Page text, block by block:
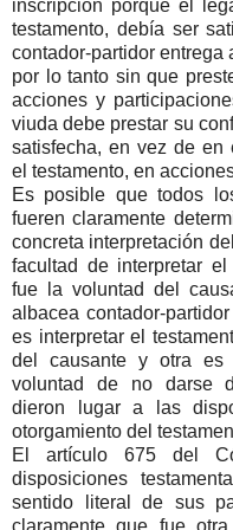
inscripción porque el
testamento, debía ser
contador-partidor entrega
por lo tanto sin que
acciones y
viuda debe prestar su
satisfecha, en vez de en
el testamento, en
Es posible que todos
fueren claramente
concreta interpretación
facultad de interpretar el
fue la voluntad del
albacea contador-
es interpretar el
del causante y otra es
voluntad de no darse
dieron lugar a las
otorgamiento del
El artículo 675 del
disposiciones
sentido literal de sus
claramente que fue